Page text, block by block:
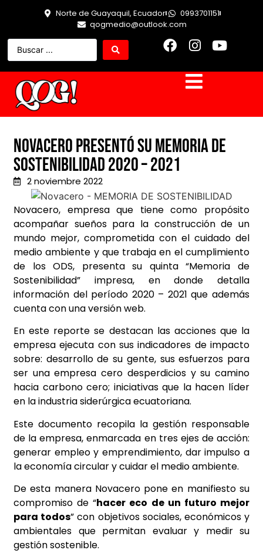
Norte de Guayaquil, Ecuador
0993701151
qogmedio@outlook.com
Novacero presentó su Memoria de
Sostenibilidad 2020 – 2021
2 noviembre 2022
Novacero, empresa que tiene como propósito
acompañar sueños para la construcción de un
mundo mejor, comprometida con el cuidado del
medio ambiente y que trabaja en el cumplimiento
de los ODS, presenta su quinta “Memoria de
Sostenibilidad” impresa, en donde detalla
información del período 2020 – 2021 que además
cuenta con una versión web.
En este reporte se destacan las acciones que la
empresa ejecuta con sus indicadores de impacto
sobre: desarrollo de su gente, sus esfuerzos para
ser una empresa cero desperdicios y su camino
hacia carbono cero; iniciativas que la hacen líder
en la industria siderúrgica ecuatoriana.
Este documento recopila la gestión responsable
de la empresa, enmarcada en tres ejes de acción:
generar empleo y emprendimiento, dar impulso a
la economía circular y cuidar el medio ambiente.
De esta manera Novacero pone en manifiesto su
compromiso de “hacer eco de un futuro mejor
para todos” con objetivos sociales, económicos y
ambientales que permitan evaluar y medir su
gestión sostenible.